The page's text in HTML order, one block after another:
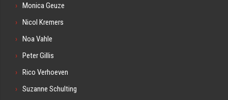
Monica Geuze
Nicol Kremers
Noa Vahle
Peter Gillis
Rico Verhoeven
Suzanne Schulting